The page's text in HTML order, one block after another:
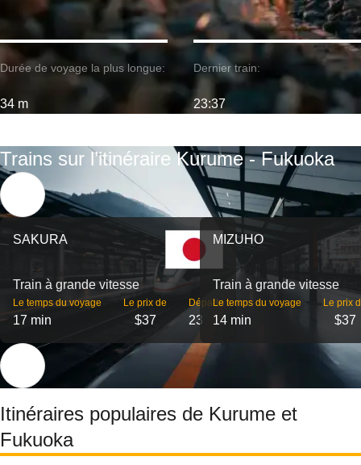
Durée de voyage la plus longue:
34 m
Dernier train:
23:37
Trains sur l’itinéraire Kurume - Fukuoka
SAKURA
Train à grande vitesse
Le temps du voyage
17 min
Le prix de
$37
Départs
23
MIZUHO
Train à grande vitesse
Le temps du voyage
14 min
Le prix
$37
Itinéraires populaires de Kurume et
Fukuoka